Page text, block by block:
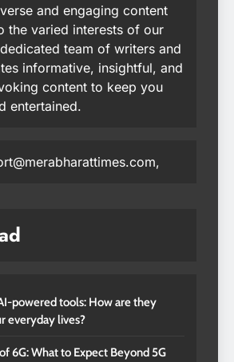
and engaging content
the varied interests of our
team of writers and
informative, insightful, and
content to keep you
entertained.
powered tools: How are they
everyday lives?
6G: What to Expect Beyond 5G